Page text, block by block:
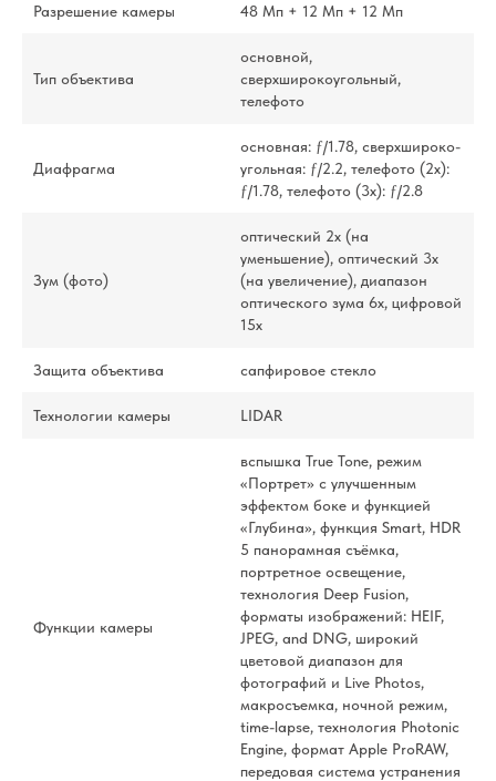
Разрешение камеры 48 Мп + 12 Мп + 12 Мп
Тип объектива
основной,
сверхширокоугольный,
телефото
Диафрагма
основная: ƒ/1.78, сверхшироко­
угольная: ƒ/2.2, телефото (2x):
ƒ/1.78, телефото (3x): ƒ/2.8
Зум (фото)
оптический 2x (на
уменьшение), оптический 3x
(на увеличение), диапазон
оптического зума 6x, цифровой
15x
Защита объектива сапфировое стекло
Технологии камеры LIDAR
Функции камеры
вспышка True Tone, режим
«Портрет» с улучшенным
эффектом боке и функцией
«Глубина», функция Smart, HDR
5 панорамная съёмка,
портретное освещение,
технология Deep Fusion,
форматы изображений: HEIF,
JPEG, and DNG, широкий
цветовой диапазон для
фотографий и Live Photos,
макросъемка, ночной режим,
time-lapse, технология Photonic
Engine, формат Apple ProRAW,
передовая система устранения